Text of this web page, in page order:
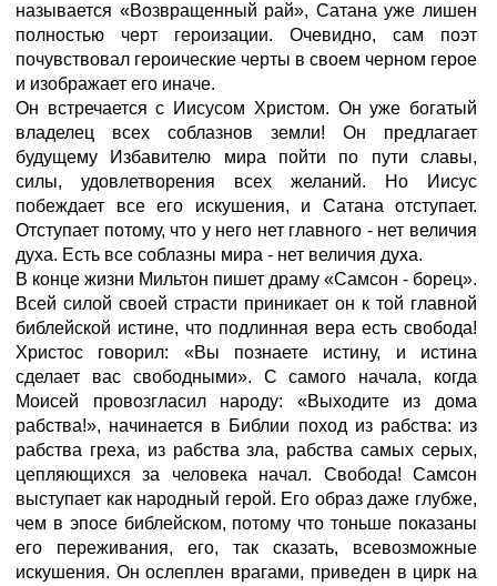
называется «Возвращенный рай», Сатана уже лишен
полностью черт героизации. Очевидно, сам поэт
почувствовал героические черты в своем черном герое
и изображает его иначе.
Он встречается с Иисусом Христом. Он уже богатый
владелец всех соблазнов земли! Он предлагает
будущему Избавителю мира пойти по пути славы,
силы, удовлетворения всех желаний. Но Иисус
побеждает все его искушения, и Сатана отступает.
Отступает потому, что у него нет главного - нет величия
духа. Есть все соблазны мира - нет величия духа.
В конце жизни Мильтон пишет драму «Самсон - борец».
Всей силой своей страсти приникает он к той главной
библейской истине, что подлинная вера есть свобода!
Христос говорил: «Вы познаете истину, и истина
сделает вас свободными». С самого начала, когда
Моисей провозгласил народу: «Выходите из дома
рабства!», начинается в Библии поход из рабства: из
рабства греха, из рабства зла, рабства самых серых,
цепляющихся за человека начал. Свобода! Самсон
выступает как народный герой. Его образ даже глубже,
чем в эпосе библейском, потому что тоньше показаны
его переживания, его, так сказать, всевозможные
искушения. Он ослеплен врагами, приведен в цирк на